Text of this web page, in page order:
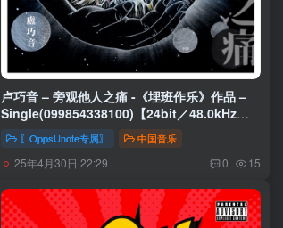
卢巧音 – 旁观他人之痛 -《埋班作乐》作品 –
Single(099854338100)【24bit／48.0kHz】
香港区〖OppsUnote专属〗 中国音乐
25年4月30日 22:29 0 15